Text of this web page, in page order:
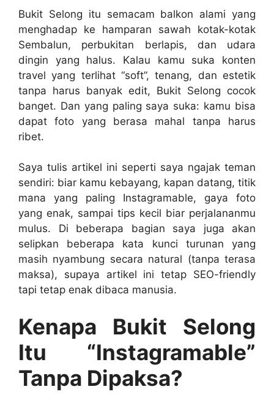
Bukit Selong itu semacam balkon alami yang
menghadap ke hamparan sawah kotak-kotak
Sembalun, perbukitan berlapis, dan udara
dingin yang halus. Kalau kamu suka konten
travel yang terlihat “soft”, tenang, dan estetik
tanpa harus banyak edit, Bukit Selong cocok
banget. Dan yang paling saya suka: kamu bisa
dapat foto yang berasa mahal tanpa harus
ribet.
Saya tulis artikel ini seperti saya ngajak teman
sendiri: biar kamu kebayang, kapan datang, titik
mana yang paling Instagramable, gaya foto
yang enak, sampai tips kecil biar perjalananmu
mulus. Di beberapa bagian saya juga akan
selipkan beberapa kata kunci turunan yang
masih nyambung secara natural (tanpa terasa
maksa), supaya artikel ini tetap SEO-friendly
tapi tetap enak dibaca manusia.
Kenapa Bukit Selong
Itu “Instagramable”
Tanpa Dipaksa?